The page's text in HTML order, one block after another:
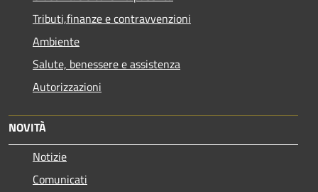
Tributi,finanze e contravvenzioni
Ambiente
Salute, benessere e assistenza
Autorizzazioni
NOVITÀ
Notizie
Comunicati